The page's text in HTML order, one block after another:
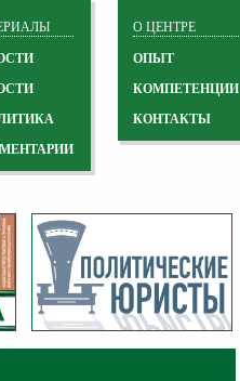
О ЦЕНТРЕ
ОПЫТ
КОМПЕТЕНЦИИ
КОНТАКТЫ